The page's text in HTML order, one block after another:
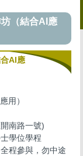
坊（結合AI應
AI應
用）
南路一號)
學位學程
程參與，勿中途